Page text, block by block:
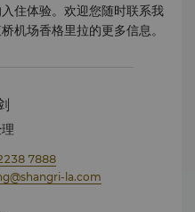
住体验。欢迎您随时联系我
机场香格里拉的更多信息。
7888
la.com